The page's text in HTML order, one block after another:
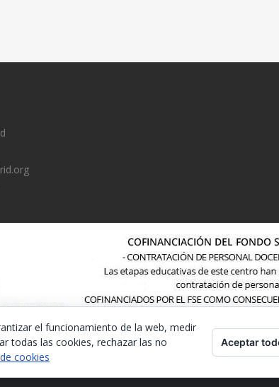
el funcionamiento de la web, medir
todas las cookies, rechazar las no
cookies
Aceptar